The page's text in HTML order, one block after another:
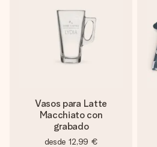
Vasos para Latte
Macchiato con
grabado
desde 12,99 €